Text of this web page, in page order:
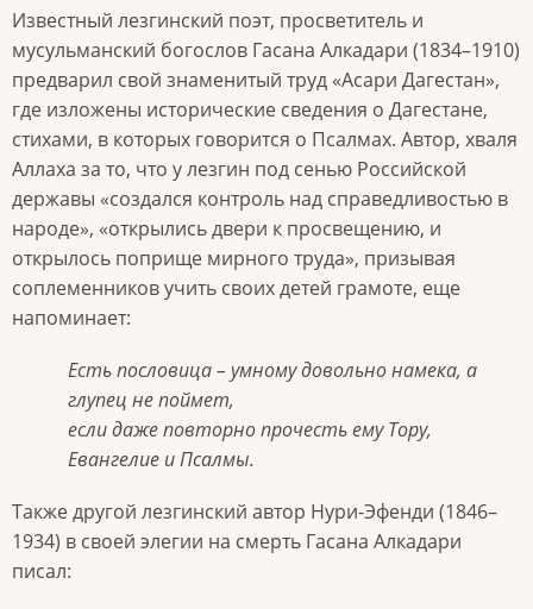
Известный лезгинский поэт, просветитель и
мусульманский богослов Гасана Алкадари (1834–1910)
предварил свой знаменитый труд «Асари Дагестан»,
где изложены исторические сведения о Дагестане,
стихами, в которых говорится о Псалмах. Автор, хваля
Аллаха за то, что у лезгин под сенью Российской
державы «создался контроль над справедливостью в
народе», «открылись двери к просвещению, и
открылось поприще мирного труда», призывая
соплеменников учить своих детей грамоте, еще
напоминает:
Есть пословица – умному довольно намека, а
глупец не поймет,
если даже повторно прочесть ему Тору,
Евангелие и Псалмы.
Также другой лезгинский автор Нури-Эфенди (1846–
1934) в своей элегии на смерть Гасана Алкадари
писал: